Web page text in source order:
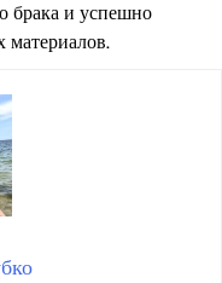
брака и успешно
материалов.